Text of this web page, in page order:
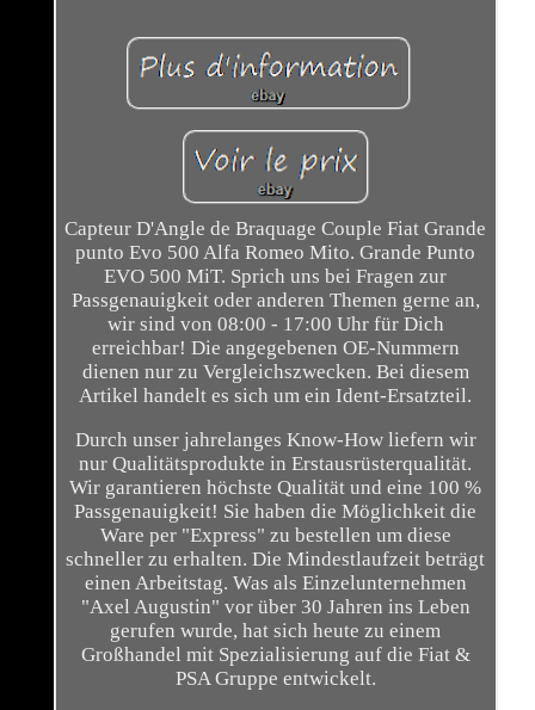
Capteur D'Angle de Braquage Couple Fiat Grande
punto Evo 500 Alfa Romeo Mito. Grande Punto
EVO 500 MiT. Sprich uns bei Fragen zur
Passgenauigkeit oder anderen Themen gerne an,
wir sind von 08:00 - 17:00 Uhr für Dich
erreichbar! Die angegebenen OE-Nummern
dienen nur zu Vergleichszwecken. Bei diesem
Artikel handelt es sich um ein Ident-Ersatzteil.
Durch unser jahrelanges Know-How liefern wir
nur Qualitätsprodukte in Erstausrüsterqualität.
Wir garantieren höchste Qualität und eine 100 %
Passgenauigkeit! Sie haben die Möglichkeit die
Ware per "Express" zu bestellen um diese
schneller zu erhalten. Die Mindestlaufzeit beträgt
einen Arbeitstag. Was als Einzelunternehmen
"Axel Augustin" vor über 30 Jahren ins Leben
gerufen wurde, hat sich heute zu einem
Großhandel mit Spezialisierung auf die Fiat &
PSA Gruppe entwickelt.